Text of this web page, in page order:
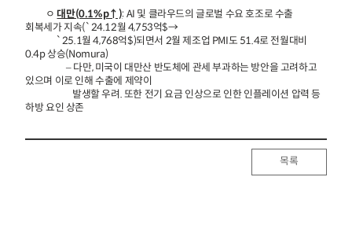
ㅇ대만(0.1%p↑): AI 및 클라우드의 글로벌 수요 호조로 수출
회복세가 지속(`24.12월 4,753억$→
`25.1월 4,768억$)되면서 2월 제조업 PMI도 51.4로 전월대비
0.4p 상승(Nomura)
– 다만, 미국이 대만산 반도체에 관세 부과하는 방안을 고려하고
있으며 이로 인해 수출에 제약이
발생할 우려. 또한 전기 요금 인상으로 인한 인플레이션 압력 등
하방 요인 상존
목록